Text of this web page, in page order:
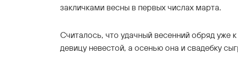
закличками весны в первых числах марта.
Считалось, что удачный весенний обряд уже
девицу невестой, а осенью она и свадебку